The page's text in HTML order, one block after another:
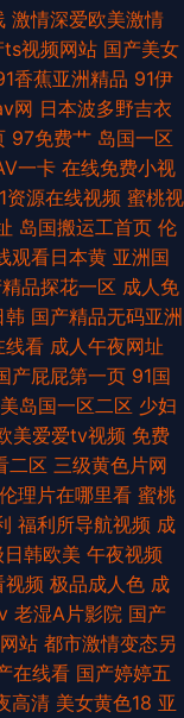
激情深爱欧美激情
ts视频网站 国产美女
香蕉亚洲精品 91伊
网 日本波多野吉衣
97免费艹 岛国一区
一卡 在线免费小视
资源在线视频 蜜桃视
岛国搬运工首页 伦
观看日本黄 亚洲国
品探花一区 成人免
韩 国产精品无码亚洲
线看 成人午夜网址
产屁屁第一页 91国
岛国一区二区 少妇
美爱爱tv视频 免费
二区 三级黄色片网
伦理片在哪里看 蜜桃
福利所导航视频 成
日韩欧美 午夜视频
视频 极品成人色 成
老湿A片影院 国产
站 都市激情变态另
在线看 国产婷婷五
高清 美女黄色18 亚